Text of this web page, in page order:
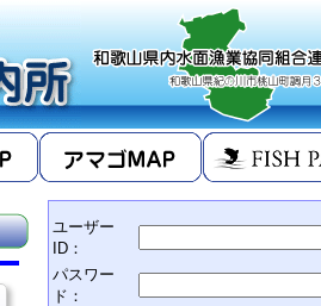
ユーザー
ID：
パスワー
ド：